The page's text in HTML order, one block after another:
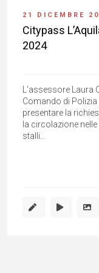
21 DICEMBRE
Citypass
2024
L'assessore Laura
Comando di
presentare la
la circolazione
stalli...